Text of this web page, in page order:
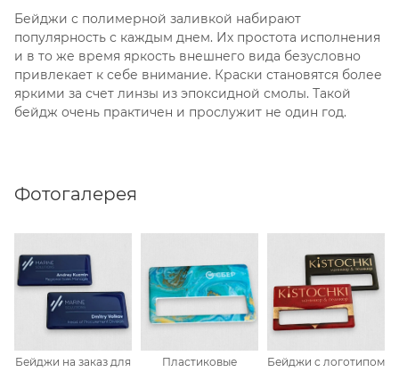
Бейджи с полимерной заливкой набирают
популярность с каждым днем. Их простота исполнения
и в то же время яркость внешнего вида безусловно
привлекает к себе внимание. Краски становятся более
яркими за счет линзы из эпоксидной смолы. Такой
бейдж очень практичен и прослужит не один год.
Фотогалерея
Бейджи на заказ для
Пластиковые
Бейджи с логотипом